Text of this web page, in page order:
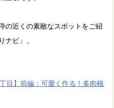
の近くの素敵なスポットをご紹
ナビ」。
目】前編：可愛く作る！多肉植